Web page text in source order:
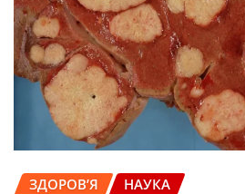
ЗДОРОВ’Я НАУКА